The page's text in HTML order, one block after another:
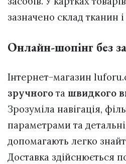
зазначено склад тканин
Онлайн-шопінг без
Інтернет-магазин
зручного та швидкого
Зрозуміла навігація,
параметрами та
допомагають легко
Доставка здійснюється